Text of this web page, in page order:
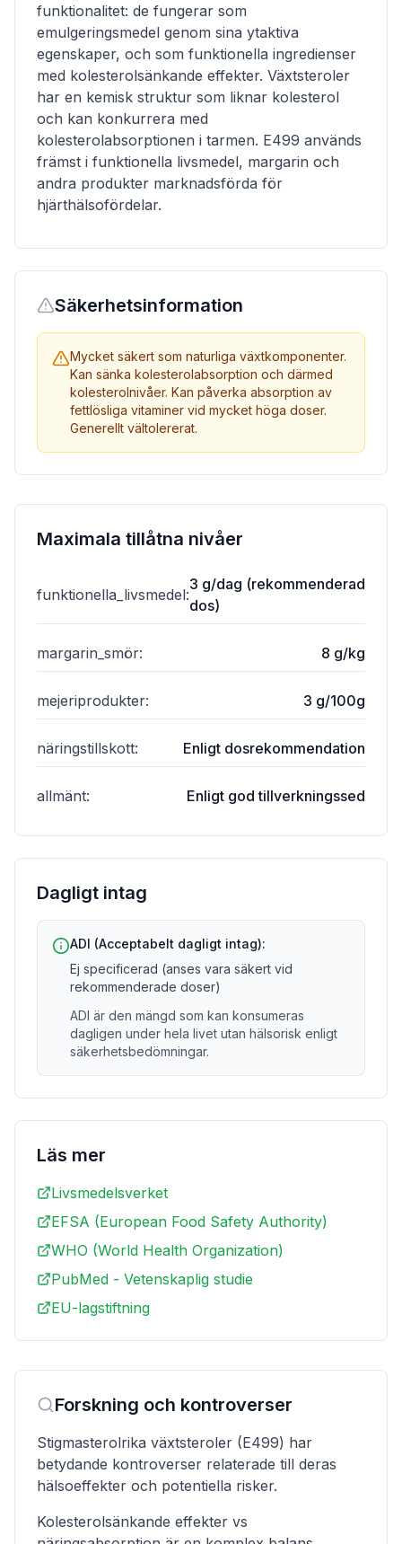
funktionalitet: de fungerar som
emulgeringsmedel genom sina ytaktiva
egenskaper, och som funktionella ingredienser
med kolesterolsänkande effekter. Växtsteroler
har en kemisk struktur som liknar kolesterol
och kan konkurrera med
kolesterolabsorptionen i tarmen. E499 används
främst i funktionella livsmedel, margarin och
andra produkter marknadsförda för
hjärthälsofördelar.
Säkerhetsinformation
Mycket säkert som naturliga växtkomponenter.
Kan sänka kolesterolabsorption och därmed
kolesterolnivåer. Kan påverka absorption av
fettlösliga vitaminer vid mycket höga doser.
Generellt vältolererat.
Maximala tillåtna nivåer
funktionella_livsmedel:
3 g/dag (rekommenderad
dos)
margarin_smör: 8 g/kg
mejeriprodukter: 3 g/100g
näringstillskott: Enligt dosrekommendation
allmänt: Enligt god tillverkningssed
Dagligt intag
ADI (Acceptabelt dagligt intag):
Ej specificerad (anses vara säkert vid
rekommenderade doser)
ADI är den mängd som kan konsumeras
dagligen under hela livet utan hälsorisk enligt
säkerhetsbedömningar.
Läs mer
Livsmedelsverket
EFSA (European Food Safety Authority)
WHO (World Health Organization)
PubMed - Vetenskaplig studie
EU-lagstiftning
Forskning och kontroverser
Stigmasterolrika växtsteroler (E499) har
betydande kontroverser relaterade till deras
hälsoeffekter och potentiella risker.
Kolesterolsänkande effekter vs